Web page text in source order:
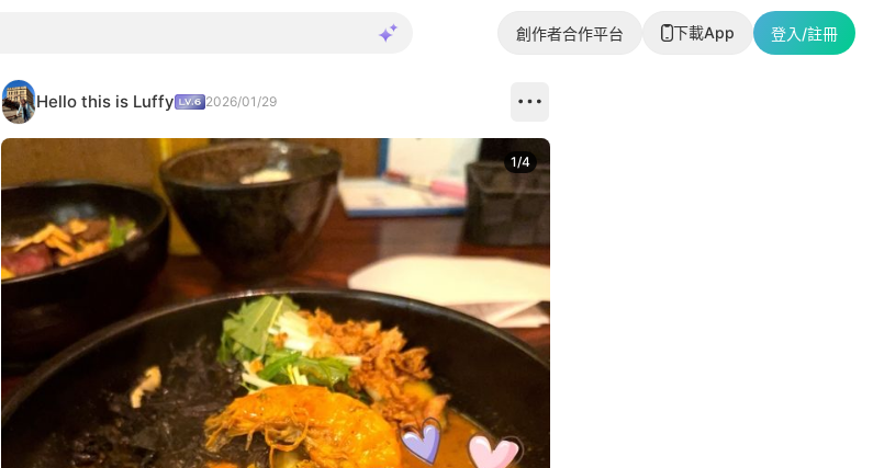
創作者合作平台 下載App 登入/註冊
Hello this is Luffy 2026/01/29
1/4